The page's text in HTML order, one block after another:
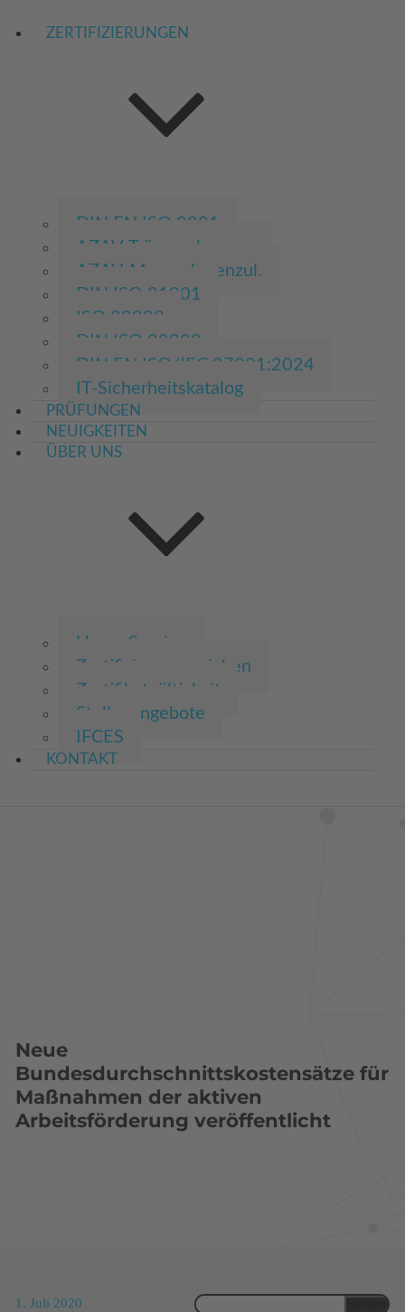
ZERTIFIZIERUNGEN
DIN EN ISO 9001
AZAV-Trägerzulassung
AZAV-Massnahmenzul.
DIN ISO 21001
ISO 29992
DIN ISO 29993
DIN EN ISO/IEC 27001:2024
IT-Sicherheitskatalog
PRÜFUNGEN
NEUIGKEITEN
ÜBER UNS
Unser Service
Zertifizierungszeichen
Zertifikatgültigkeit
Stellenangebote
IFCES
KONTAKT
Neue
Bundesdurchschnittskostensätze für
Maßnahmen der aktiven
Arbeitsförderung veröffentlicht
1. Juli 2020
Suchen